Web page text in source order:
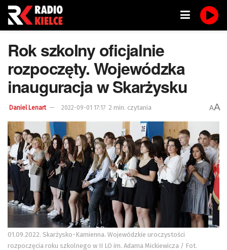
Rok szkolny oficjalnie
rozpoczęty. Wojewódzka
inauguracja w Skarżysku
Daniel Lenart 2022-09-01 17:17 2 min. czytania AA
01.09.2022. Skarżysko-Kamienna. Wojewódzkie uroczystości
rozpoczęcia roku szkolnego w II LO im. Adama Mickiewicza / Fot.